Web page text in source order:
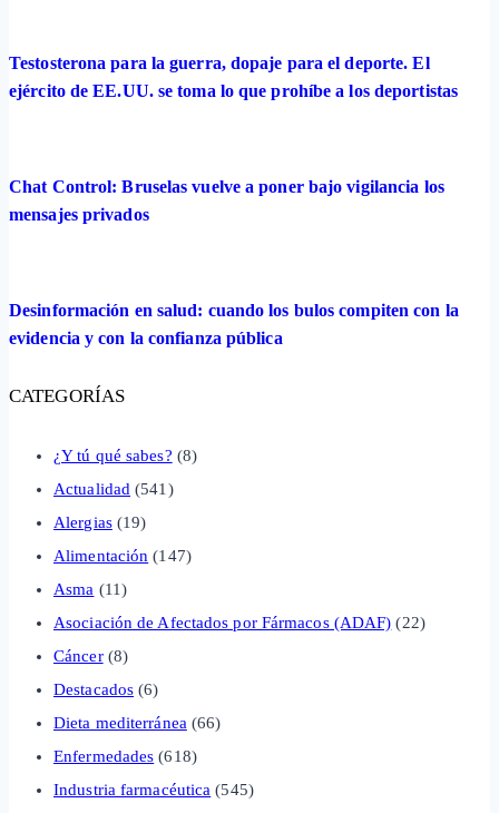
Testosterona para la guerra, dopaje para el deporte. El
ejército de EE.UU. se toma lo que prohíbe a los deportistas
Chat Control: Bruselas vuelve a poner bajo vigilancia los
mensajes privados
Desinformación en salud: cuando los bulos compiten con la
evidencia y con la confianza pública
CATEGORÍAS
¿Y tú qué sabes? (8)
Actualidad (541)
Alergias(19)
Alimentación (147)
Asma (11)
Asociación de Afectados por Fármacos (ADAF) (22)
Cáncer(8)
Destacados (6)
Dieta mediterránea(66)
Enfermedades (618)
Industria farmacéutica (545)